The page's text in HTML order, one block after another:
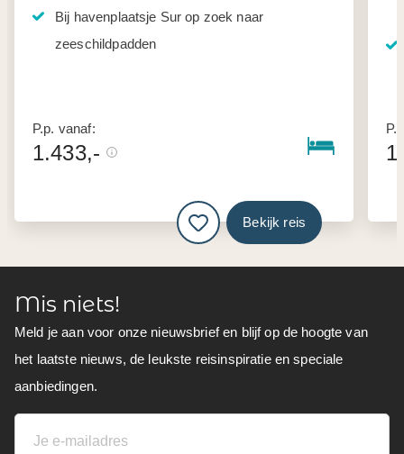
Bij havenplaatsje Sur op zoek naar
zeeschildpadden
P.p. vanaf:
1.433,-
Bekijk reis
Mis niets!
Meld je aan voor onze nieuwsbrief en blijf op de hoogte van
het laatste nieuws, de leukste reisinspiratie en speciale
aanbiedingen.